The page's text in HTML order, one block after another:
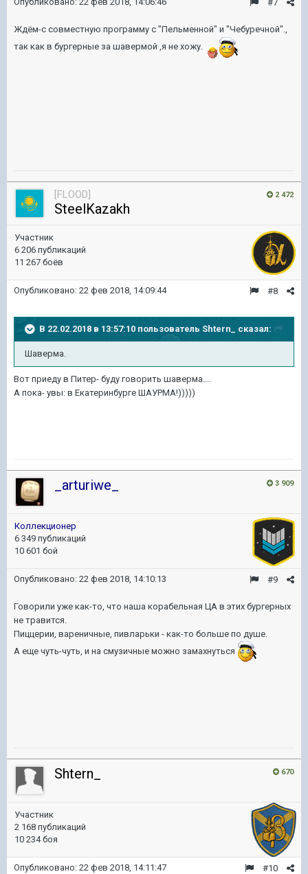
#7
Ждём-с совместную программу с "Пельменной" и "Чебуречной".,
так как в бургерные за шавермой ,я не хожу.
2 472
[FLOOD]
SteelKazakh
Участник
6 206 публикаций
11 267 боёв
#8
Опубликовано: 22 фев 2018, 14:09:44
В 22.02.2018 в 13:57:10 пользователь Shtern_ сказал:
Шаверма.
Вот приеду в Питер- буду говорить шаверма....
А пока- увы: в Екатеринбурге ШАУРМА!)))))
3 909
_arturiwe_
Коллекционер
6 349 публикаций
10 601 бой
#9
Опубликовано: 22 фев 2018, 14:10:13
Говорили уже как-то, что наша корабельная ЦА в этих бургерных
не травится.
Пиццерии, вареничные, пивларьки - как-то больше по душе.
А еще чуть-чуть, и на смузичные можно замахнуться
670
Shtern_
Участник
2 168 публикаций
10 234 боя
#10
Опубликовано: 22 фев 2018, 14:11:47